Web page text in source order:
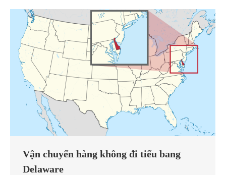
Vận chuyển hàng không đi tiểu bang
Delaware